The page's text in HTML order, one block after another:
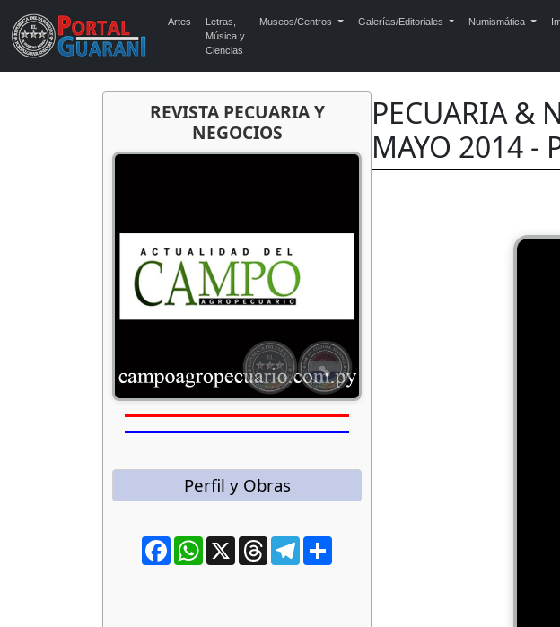
Artes
Letras,
Música y
Ciencias
Museos/Centros Galerías/Editoriales Numismática
REVISTA PECUARIA Y
NEGOCIOS
Perfil y Obras
FacebookWhatsApp
X ThreadsTelegram
PECUARIA &
MAYO 2014 -